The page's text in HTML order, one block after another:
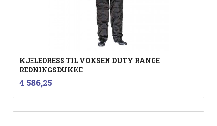
KJELEDRESS TIL VOKSEN DUTY RANGE
REDNINGSDUKKE
Pris
4 586,25